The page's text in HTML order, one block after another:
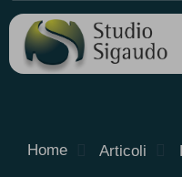
Home Articoli